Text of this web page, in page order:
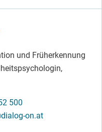
und Früherkennung
500
on.at